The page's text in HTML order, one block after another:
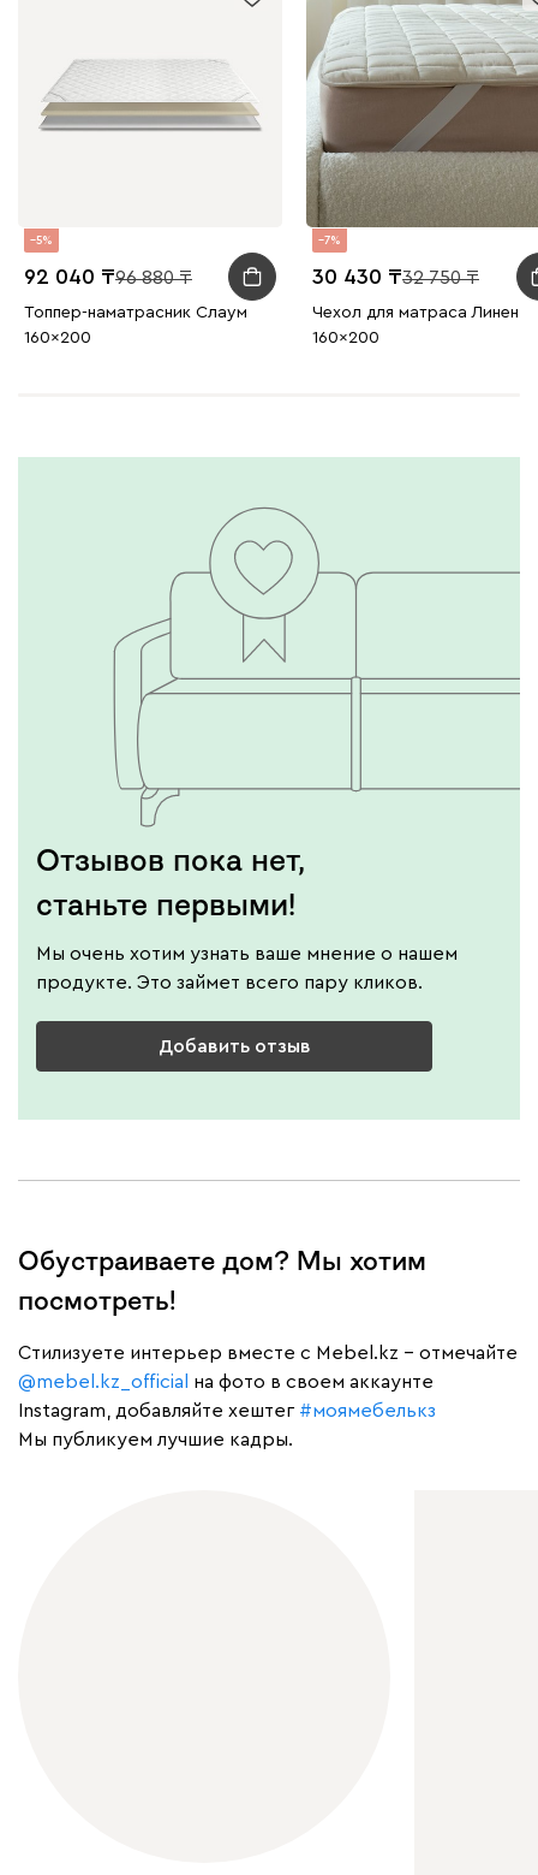
5
92 040 96 880
Топпер-наматрасник Слаум
160x200
7
30 430 32 750
Чехол для матраса Линен
160x200
Отзывов пока нет,
станьте первыми!
Мы очень хотим узнать ваше мнение о нашем
продукте. Это займет всего пару кликов.
Добавить отзыв
Обустраиваете дом? Мы хотим
посмотреть!
Cтилизуете интерьер вместе с Mebel.kz – отмечайте
@mebel.kz_official
на фото в своем аккаунте
Instagram, добавляйте хештег #моямебелькз
Мы публикуем лучшие кадры.